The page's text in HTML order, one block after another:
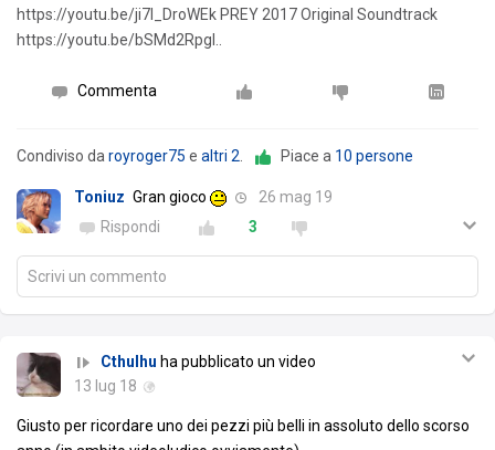
https://youtu.be/ji7I_DroWEk PREY 2017 Original Soundtrack
https://youtu.be/bSMd2Rpgl..
Commenta
Condiviso daroyroger75 e altri 2. Piace a 10 persone
Toniuz Gran gioco
26 mag 19
Rispondi
3
Scrivi un commento
Cthulhu ha pubblicato un video
13 lug 18
Giusto per ricordare uno dei pezzi più belli in assoluto dello scorso